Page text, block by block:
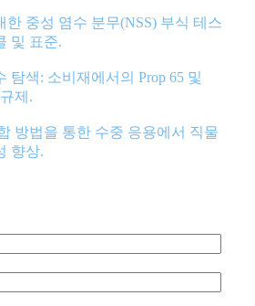
한 중성 염수 분무(NSS) 부식 테스
및 표준.
탐색: 소비재에서의 Prop 65 및
제.
방법을 통한 수중 응용에서 직물
향상.